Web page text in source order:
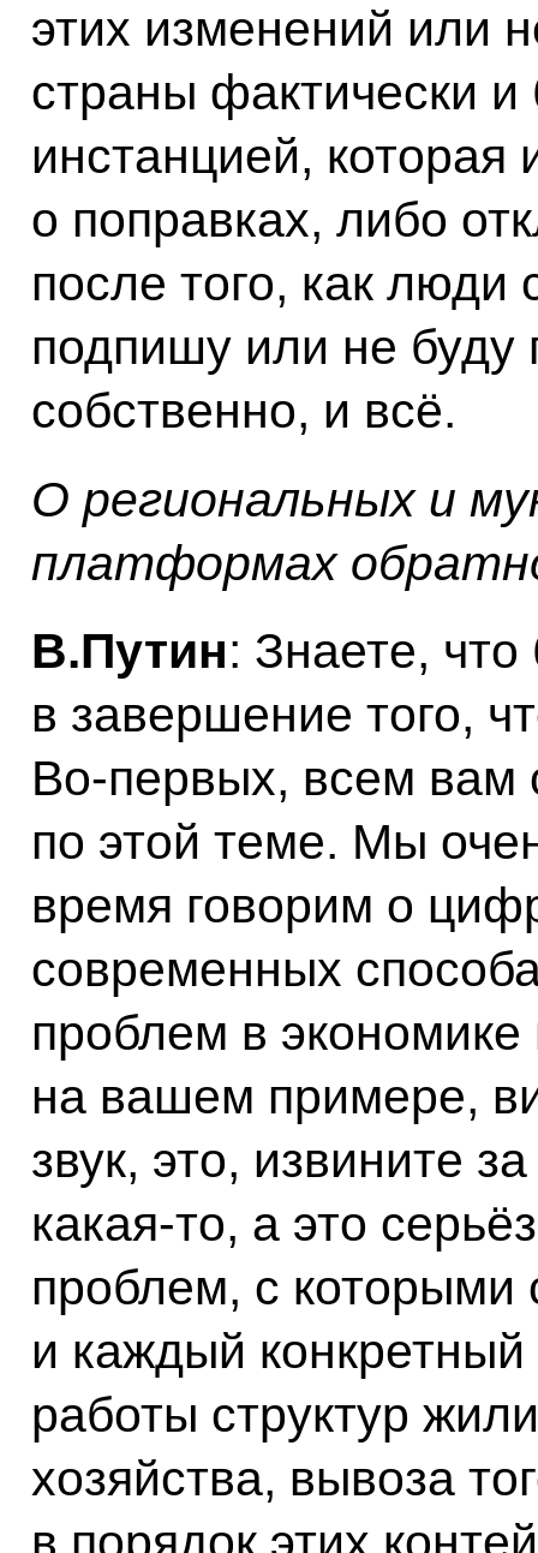
этих изменений или
страны фактически
инстанцией, которая
о поправках, либо
после того, как люди
подпишу или не буду
собственно, и всё.
О региональных и
платформах
В.Путин: Знаете, что
в завершение того,
Во-первых, всем вам
по этой теме. Мы
время говорим о
современных
проблем в
на вашем примере,
звук, это, извините
какая-то, а это
проблем, с которыми
и каждый
работы структур
хозяйства, вывоза